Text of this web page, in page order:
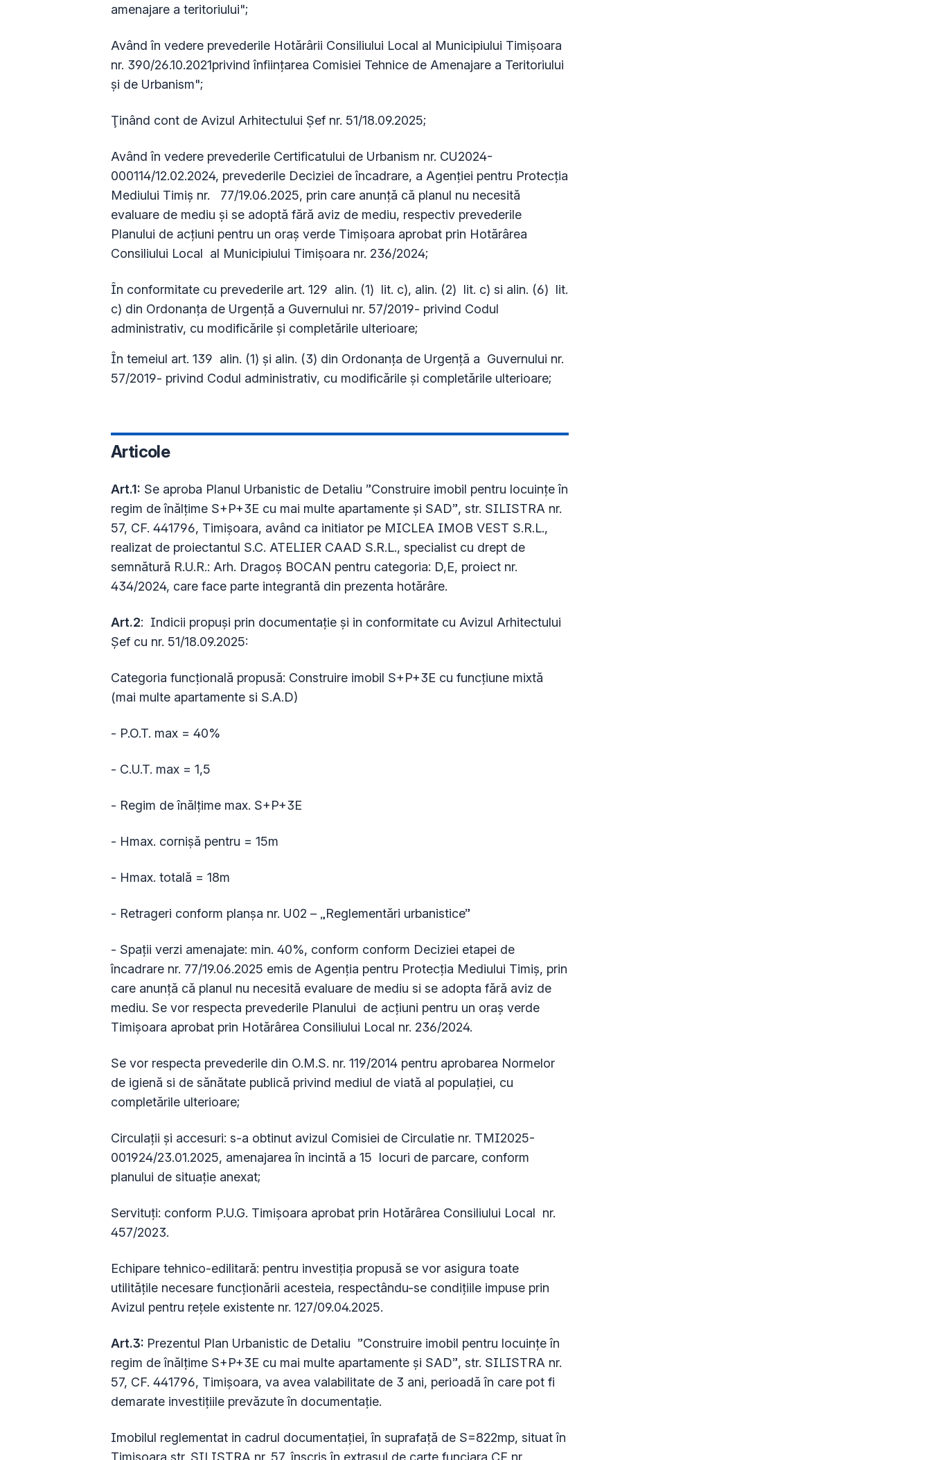
amenajare a teritoriului";
Având în vedere prevederile Hotărârii Consiliului Local al Municipiului Timişoara
nr. 390/26.10.2021privind înființarea Comisiei Tehnice de Amenajare a Teritoriului
şi de Urbanism";
Ţinând cont de Avizul Arhitectului Șef nr. 51/18.09.2025;
Având în vedere prevederile Certificatului de Urbanism nr. CU2024-
000114/12.02.2024, prevederile Deciziei de încadrare, a Agenţiei pentru Protecţia
Mediului Timiş nr. 77/19.06.2025, prin care anunţă că planul nu necesită
evaluare de mediu și se adoptă fără aviz de mediu, respectiv prevederile
Planului de acțiuni pentru un oraș verde Timișoara aprobat prin Hotărârea
Consiliului Local al Municipiului Timișoara nr. 236/2024;
În conformitate cu prevederile art. 129 alin. (1) lit. c), alin. (2) lit. c) si alin. (6) lit.
c) din Ordonanța de Urgență a Guvernului nr. 57/2019- privind Codul
administrativ, cu modificările și completările ulterioare;
În temeiul art. 139 alin. (1) și alin. (3) din Ordonanța de Urgență a Guvernului nr.
57/2019- privind Codul administrativ, cu modificările și completările ulterioare;
Articole
Art.1: Se aproba Planul Urbanistic de Detaliu ”Construire imobil pentru locuințe în
regim de înălțime S+P+3E cu mai multe apartamente și SAD”, str. SILISTRA nr.
57, CF. 441796, Timișoara, având ca initiator pe MICLEA IMOB VEST S.R.L.,
realizat de proiectantul S.C. ATELIER CAAD S.R.L., specialist cu drept de
semnătură R.U.R.: Arh. Dragoș BOCAN pentru categoria: D,E, proiect nr.
434/2024, care face parte integrantă din prezenta hotărâre.
Art.2: Indicii propuşi prin documentaţie şi in conformitate cu Avizul Arhitectului
Şef cu nr. 51/18.09.2025:
Categoria funcțională propusă: Construire imobil S+P+3E cu funcțiune mixtă
(mai multe apartamente si S.A.D)
- P.O.T. max = 40%
- C.U.T. max = 1,5
- Regim de înălțime max. S+P+3E
- Hmax. cornișă pentru = 15m
- Hmax. totală = 18m
- Retrageri conform planșa nr. U02 – „Reglementări urbanistice”
- Spații verzi amenajate: min. 40%, conform conform Deciziei etapei de
încadrare nr. 77/19.06.2025 emis de Agenţia pentru Protecţia Mediului Timiş, prin
care anunţă că planul nu necesită evaluare de mediu si se adopta fără aviz de
mediu. Se vor respecta prevederile Planului de acțiuni pentru un oraș verde
Timișoara aprobat prin Hotărârea Consiliului Local nr. 236/2024.
Se vor respecta prevederile din O.M.S. nr. 119/2014 pentru aprobarea Normelor
de igienă si de sănătate publică privind mediul de viată al populației, cu
completările ulterioare;
Circulaţii şi accesuri: s-a obtinut avizul Comisiei de Circulatie nr. TMI2025-
001924/23.01.2025, amenajarea în incintă a 15 locuri de parcare, conform
planului de situație anexat;
Servituţi: conform P.U.G. Timişoara aprobat prin Hotărârea Consiliului Local nr.
457/2023.
Echipare tehnico-edilitară: pentru investiţia propusă se vor asigura toate
utilităţile necesare funcţionării acesteia, respectându-se condiţiile impuse prin
Avizul pentru reţele existente nr. 127/09.04.2025.
Art.3: Prezentul Plan Urbanistic de Detaliu ”Construire imobil pentru locuințe în
regim de înălțime S+P+3E cu mai multe apartamente și SAD”, str. SILISTRA nr.
57, CF. 441796, Timișoara, va avea valabilitate de 3 ani, perioadă în care pot fi
demarate investiţiile prevăzute în documentaţie.
Imobilul reglementat in cadrul documentaţiei, în suprafață de S=822mp, situat în
Timișoara str. SILISTRA nr. 57, înscris în extrasul de carte funciara CF nr.